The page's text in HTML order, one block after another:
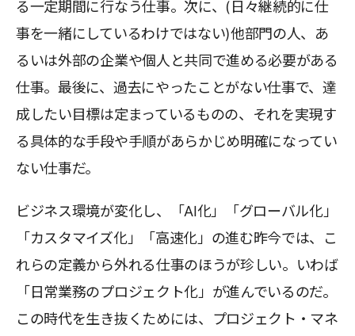
る一定期間に行なう仕事。次に、(日々継続的に仕
事を一緒にしているわけではない)他部門の人、あ
るいは外部の企業や個人と共同で進める必要がある
仕事。最後に、過去にやったことがない仕事で、達
成したい目標は定まっているものの、それを実現す
る具体的な手段や手順があらかじめ明確になってい
ない仕事だ。
ビジネス環境が変化し、「AI化」「グローバル化」
「カスタマイズ化」「高速化」の進む昨今では、こ
れらの定義から外れる仕事のほうが珍しい。いわば
「日常業務のプロジェクト化」が進んでいるのだ。
この時代を生き抜くためには、プロジェクト・マネ